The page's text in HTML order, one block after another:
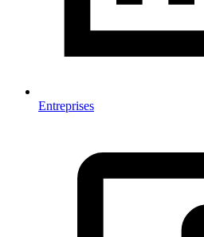
Entreprises